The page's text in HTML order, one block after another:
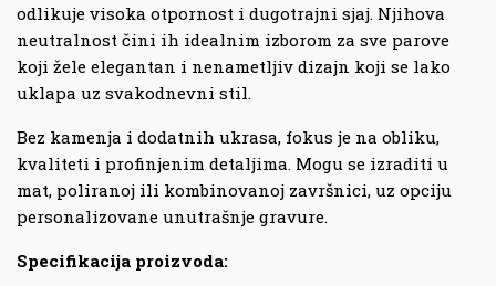
odlikuje visoka otpornost i dugotrajni sjaj. Njihova
neutralnost čini ih idealnim izborom za sve parove
koji žele elegantan i nenametljiv dizajn koji se lako
uklapa uz svakodnevni stil.
Bez kamenja i dodatnih ukrasa, fokus je na obliku,
kvaliteti i profinjenim detaljima. Mogu se izraditi u
mat, poliranoj ili kombinovanoj završnici, uz opciju
personalizovane unutrašnje gravure.
Specifikacija proizvoda: